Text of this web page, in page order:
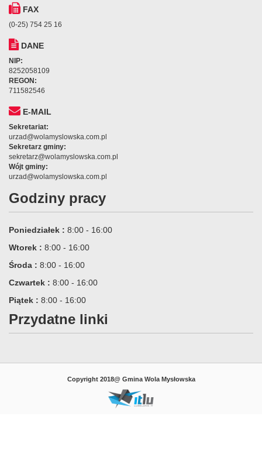
FAX
(0-25) 754 25 16
DANE
NIP:
8252058109
REGON:
711582546
E-MAIL
Sekretariat:
urzad@wolamyslowska.com.pl
Sekretarz gminy:
sekretarz@wolamyslowska.com.pl
Wójt gminy:
urzad@wolamyslowska.com.pl
Godziny pracy
Poniedziałek : 8:00 - 16:00
Wtorek : 8:00 - 16:00
Środa : 8:00 - 16:00
Czwartek : 8:00 - 16:00
Piątek : 8:00 - 16:00
Przydatne linki
Copyright 2018@ Gmina Wola Mysłowska